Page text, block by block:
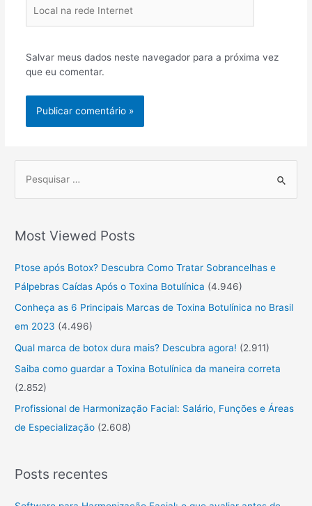
na
Salvar meus dados neste navegador para a próxima vez
que eu comentar.
r
c
r
:
Most Viewed Posts
Ptose após Botox? Descubra Como Tratar Sobrancelhas e
Pálpebras Caídas Após o Toxina Botulínica (4.946)
Conheça as 6 Principais Marcas de Toxina Botulínica no Brasil
em 2023 (4.496)
Qual marca de botox dura mais? Descubra agora! (2.911)
Saiba como guardar a Toxina Botulínica da maneira correta
(2.852)
Profissional de Harmonização Facial: Salário, Funções e Áreas
de Especialização (2.608)
Posts recentes